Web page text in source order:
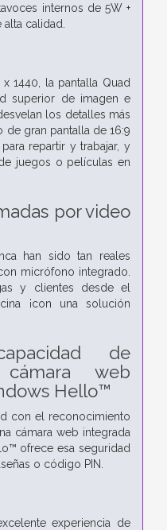
internos de 5W +
calidad.
1440, la pantalla Quad
superior de imagen e
los detalles más
de gran pantalla de 16:9
repartir y trabajar, y
juegos o películas en
por video
han sido tan reales
micrófono integrado.
y clientes desde el
¡con una solución
de
web
Hello™
con el reconocimiento
cámara web integrada
ofrece esa seguridad
o código PIN.
experiencia de